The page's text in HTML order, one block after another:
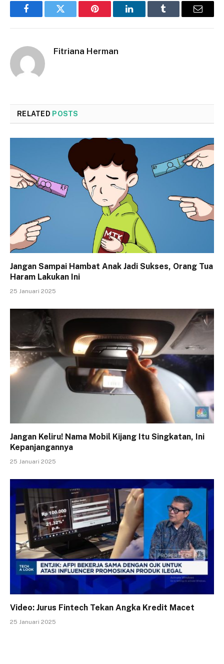
FacebookTwitter Pinterest LinkedInTumblr Email
Fitriana Herman
RELATED POSTS
Jangan Sampai Hambat Anak Jadi Sukses, Orang Tua
Haram Lakukan Ini
25 Januari 2025
Jangan Keliru! Nama Mobil Kijang Itu Singkatan, Ini
Kepanjangannya
25 Januari 2025
Video: Jurus Fintech Tekan Angka Kredit Macet
25 Januari 2025